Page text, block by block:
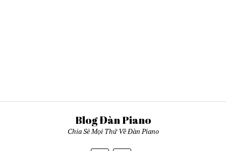
Blog Đàn Piano
Chia Sẻ Mọi Thứ Về Đàn Piano